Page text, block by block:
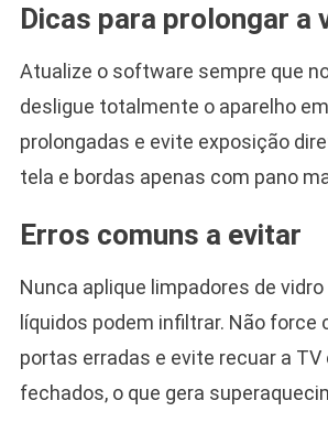
Dicas para prolongar a
Atualize o software sempre que
desligue totalmente o aparelho
prolongadas e evite exposição
tela e bordas apenas com pano
Erros comuns a evitar
Nunca aplique limpadores de vidro
líquidos podem infiltrar. Não force
portas erradas e evite recuar a TV
fechados, o que gera